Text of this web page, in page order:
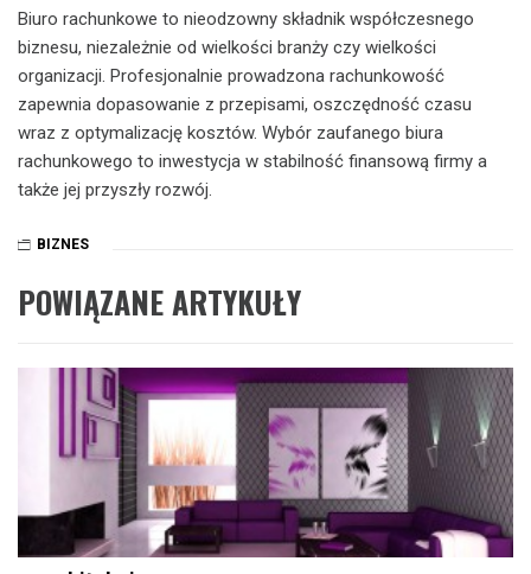
Biuro rachunkowe to nieodzowny składnik współczesnego
biznesu, niezależnie od wielkości branży czy wielkości
organizacji. Profesjonalnie prowadzona rachunkowość
zapewnia dopasowanie z przepisami, oszczędność czasu
wraz z optymalizację kosztów. Wybór zaufanego biura
rachunkowego to inwestycja w stabilność finansową firmy a
także jej przyszły rozwój.
BIZNES
POWIĄZANE ARTYKUŁY